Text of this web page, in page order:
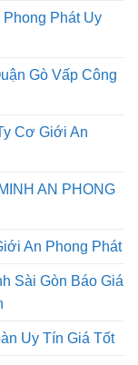
Phát Uy
Gò Vấp Công
Cơ Giới An
AN PHONG
An Phong Phát
Sài Gòn Báo Giá
Uy Tín Giá Tốt